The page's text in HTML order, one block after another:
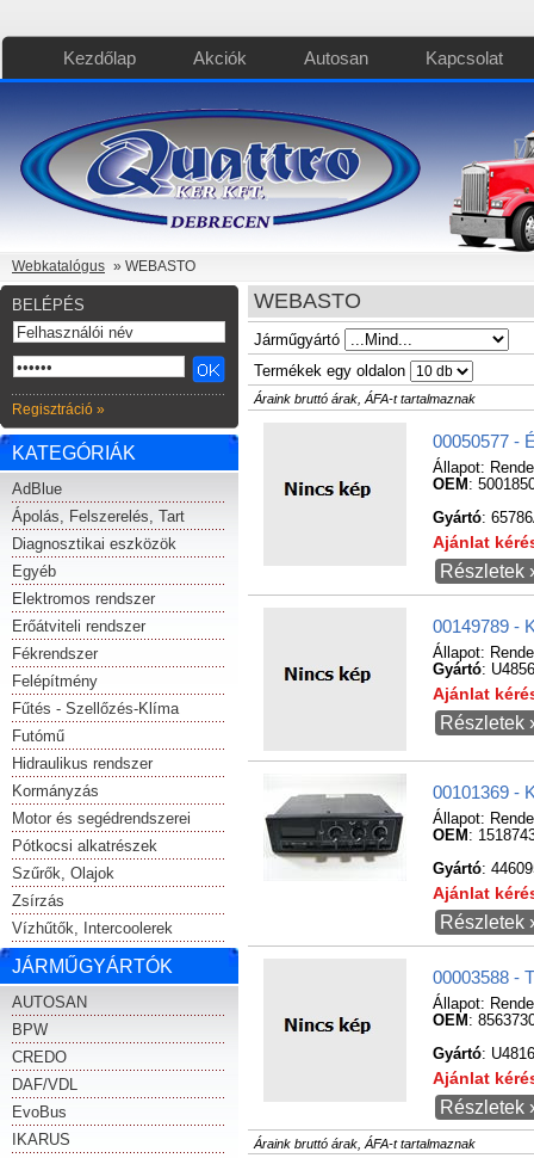
Kezdőlap Akciók Autosan Kapcsolat
Webkatalógus » WEBASTO
BELÉPÉS
Regisztráció »
KATEGÓRIÁK
AdBlue
Ápolás, Felszerelés, Tart
Diagnosztikai eszközök
Egyéb
Elektromos rendszer
Erőátviteli rendszer
Fékrendszer
Felépítmény
Fűtés - Szellőzés-Klíma
Futómű
Hidraulikus rendszer
Kormányzás
Motor és segédrendszerei
Pótkocsi alkatrészek
Szűrők, Olajok
Zsírzás
Vízhűtők, Intercoolerek
JÁRMŰGYÁRTÓK
AUTOSAN
BPW
CREDO
DAF/VDL
EvoBus
IKARUS
WEBASTO
Járműgyártó
Termékek egy oldalon
Áraink bruttó árak, ÁFA-t tartalmaznak
00050577 -
Állapot:
OEM :
Gyártó:
Ajánlat
Részletek
00149789 -
Állapot:
Gyártó:
Ajánlat
Részletek
00101369 -
Állapot:
OEM :
Gyártó:
Ajánlat
Részletek
00003588 -
Állapot:
OEM :
Gyártó: U4816
Ajánlat
Részletek
Áraink bruttó árak, ÁFA-t tartalmaznak